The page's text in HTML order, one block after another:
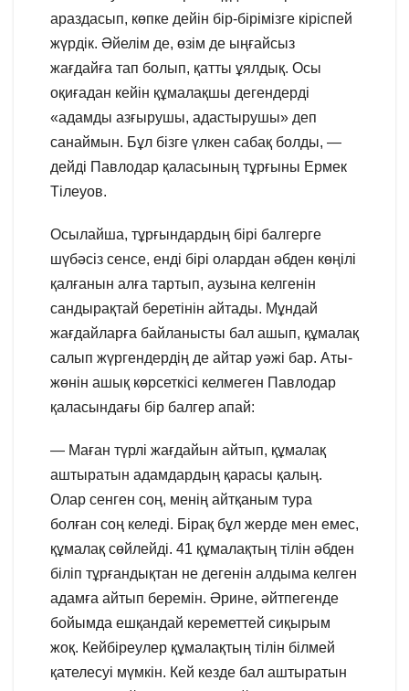
араздасып, көпке дейін бір-бірімізге кіріспей
жүрдік. Әйелім де, өзім де ыңғайсыз
жағдайға тап болып, қатты ұялдық. Осы
оқиғадан кейін құмалақшы дегендерді
«адамды азғырушы, адастырушы» деп
санаймын. Бұл бізге үлкен сабақ болды, —
дейді Павлодар қаласының тұрғыны Ермек
Тілеуов.
Осылайша, тұрғындардың бірі балгерге
шүбәсіз сенсе, енді бірі олардан әбден көңілі
қалғанын алға тартып, аузына келгенін
сандырақтай беретінін айтады. Мұндай
жағдайларға байланысты бал ашып, құмалақ
салып жүргендердің де айтар уәжі бар. Аты-
жөнін ашық көрсеткісі келмеген Павлодар
қаласындағы бір балгер апай:
— Маған түрлі жағдайын айтып, құмалақ
аштыратын адамдардың қарасы қалың.
Олар сенген соң, менің айтқаным тура
болған соң келеді. Бірақ бұл жерде мен емес,
құмалақ сөйлейді. 41 құмалақтың тілін әбден
біліп тұрғандықтан не дегенін алдыма келген
адамға айтып беремін. Әрине, әйтпегенде
бойымда ешқандай кереметтей сиқырым
жоқ. Кейбіреулер құмалақтың тілін білмей
қателесуі мүмкін. Кей кезде бал аштыратын